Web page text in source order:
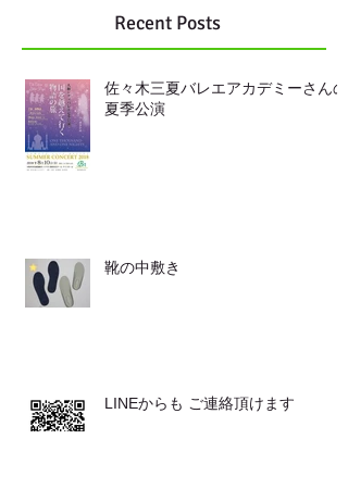
Recent Posts
佐々木三夏バレエアカデミーさんの
夏季公演
靴の中敷き
LINEからも ご連絡頂けます